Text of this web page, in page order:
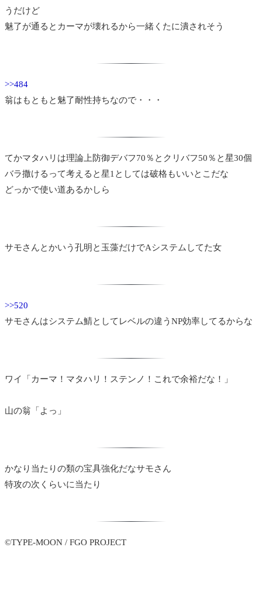
うだけど
魅了が通るとカーマが壊れるから一緒くたに潰されそう
>>484
翁はもともと魅了耐性持ちなので・・・
てかマタハリは理論上防御デバフ70％とクリバフ50％と星30個
バラ撒けるって考えると星1としては破格もいいとこだな
どっかで使い道あるかしら
サモさんとかいう孔明と玉藻だけでAシステムしてた女
>>520
サモさんはシステム鯖としてレベルの違うNP効率してるからな
ワイ「カーマ！マタハリ！ステンノ！これで余裕だな！」
山の翁「よっ」
かなり当たりの類の宝具強化だなサモさん
特攻の次くらいに当たり
©TYPE-MOON / FGO PROJECT